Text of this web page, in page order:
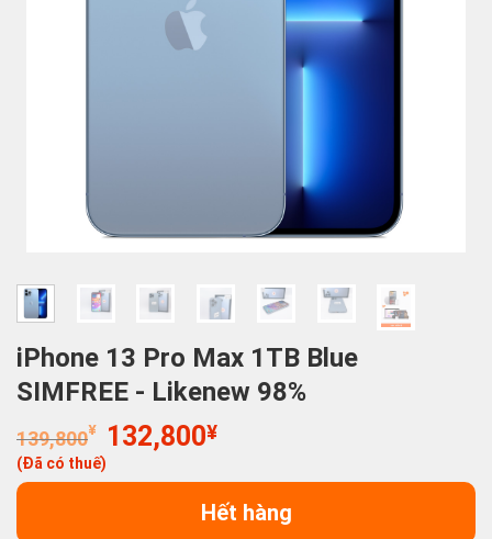
iPhone 13 Pro Max 1TB Blue
SIMFREE - Likenew 98%
139,800¥
Giá
gốc
là:
139,800¥.
132,800¥Giá
tại
là:
132,800¥.
(Đã có thuế)
Hết hàng